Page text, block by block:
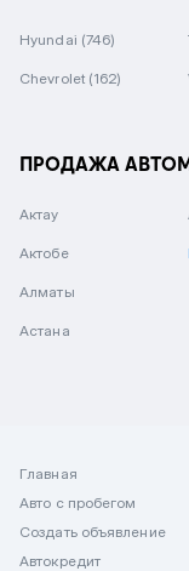
Hyundai (746)
Chevrolet (162)
ПРОДАЖА
Актау
Актобе
Алматы
Астана
Главная
Авто с пробегом
Создать объявление
Автокредит